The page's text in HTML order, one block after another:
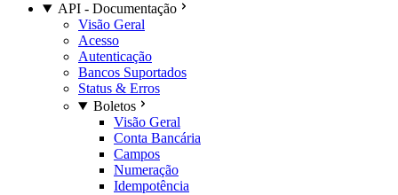
API - Documentação
Visão Geral
Acesso
Autenticação
Bancos Suportados
Status & Erros
Boletos
Visão Geral
Conta Bancária
Campos
Numeração
Idempotência